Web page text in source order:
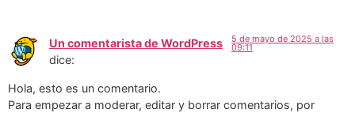
Un comentarista de WordPress
dice:
5 de mayo de 2025 a las
09:11
Hola, esto es un comentario.
Para empezar a moderar, editar y borrar comentarios, por